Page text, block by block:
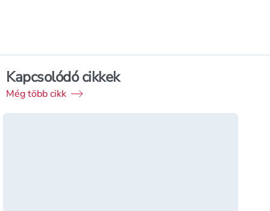
Kapcsolódó cikkek
Még több cikk